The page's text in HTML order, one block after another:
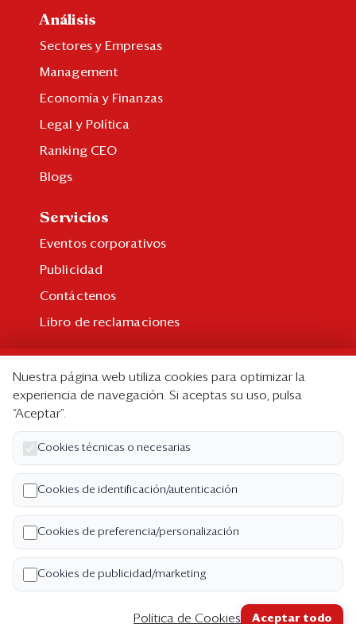
Análisis
Sectores y Empresas
Management
Economía y Finanzas
Legal y Política
Ranking CEO
Blogs
Servicios
Eventos corporativos
Publicidad
Contáctenos
Libro de reclamaciones
Suscripción individual
Paquetes corporativos
Edición Impresa
Nosotros
Quiénes somos
Código de ética
Términos y Condiciones
Nuestra página web utiliza cookies para optimizar la
experiencia de navegación. Si aceptas su uso, pulsa
“Aceptar”.
Cookies técnicas o necesarias
Cookies de identificación/autenticación
Cookies de preferencia/personalización
Cookies de publicidad/marketing
Política de Cookies Aceptar todo